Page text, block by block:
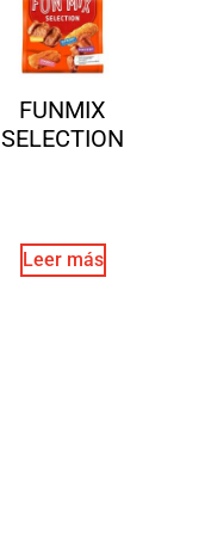
FUNMIX
SELECTION
Leer más